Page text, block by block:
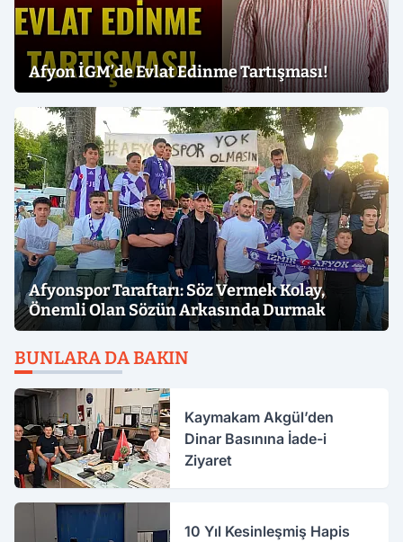
Afyon İGM’de Evlat Edinme Tartışması!
Afyonspor Taraftarı: Söz Vermek Kolay,
Önemli Olan Sözün Arkasında Durmak
BUNLARA DA BAKIN
Kaymakam Akgül’den
Dinar Basınına İade-i
Ziyaret
10 Yıl Kesinleşmiş Hapis